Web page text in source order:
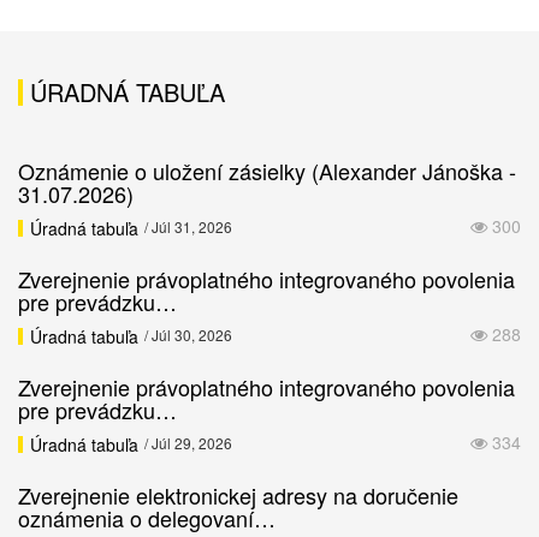
ÚRADNÁ TABUĽA
Oznámenie o uložení zásielky (Alexander Jánoška -
31.07.2026)
300
Úradná tabuľa / Júl 31, 2026
Zverejnenie právoplatného integrovaného povolenia
pre prevádzku…
288
Úradná tabuľa / Júl 30, 2026
Zverejnenie právoplatného integrovaného povolenia
pre prevádzku…
334
Úradná tabuľa / Júl 29, 2026
Zverejnenie elektronickej adresy na doručenie
oznámenia o delegovaní…